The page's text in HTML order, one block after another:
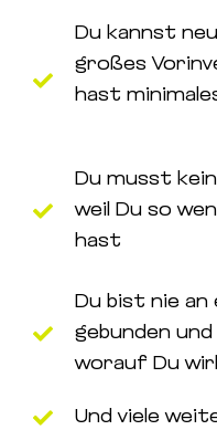
Du kannst
großes
hast
Du musst
weil Du so
hast
Du bist nie an
gebunden
worauf Du
Und viele